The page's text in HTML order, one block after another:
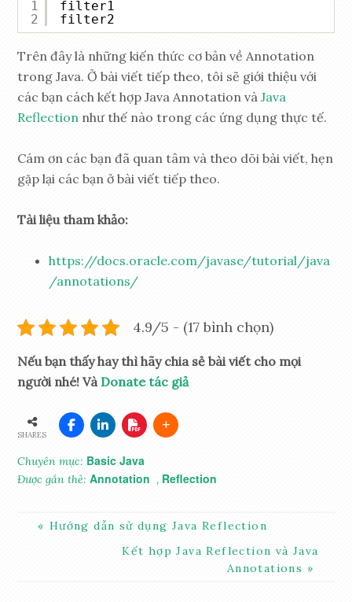
1
2
filter1
filter2
Trên đây là những kiến thức cơ bản về Annotation
trong Java. Ở bài viết tiếp theo, tôi sẽ giới thiệu với
các bạn cách kết hợp Java Annotation vàJava
Reflection như thế nào trong các ứng dụng thực tế.
Cám ơn các bạn đã quan tâm và theo dõi bài viết, hẹn
gặp lại các bạn ở bài viết tiếp theo.
Tài liệu tham khảo:
https://docs.oracle.com/javase/tutorial/java
/annotations/
4.9/5 - (17 bình chọn)
Nếu bạn thấy hay thì hãy chia sẻ bài viết cho mọi
người nhé! VàDonate tác giả
SHARES
Chuyên mục: Basic Java
Được gắn thẻ:Annotation , Reflection
Hướng dẫn sử dụng Java Reflection
Kết hợp Java Reflection và Java
Annotations